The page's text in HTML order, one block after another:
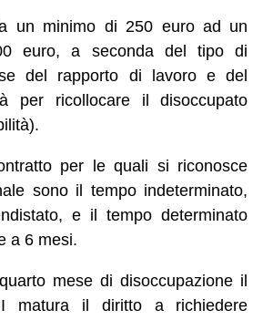
un minimo di 250 euro ad un
euro, a seconda del tipo di
del rapporto di lavoro e del
per ricollocare il disoccupato
per le quali si riconosce
sono il tempo indeterminato,
e il tempo determinato
a 6 mesi.
mese di disoccupazione il
matura il diritto a richiedere